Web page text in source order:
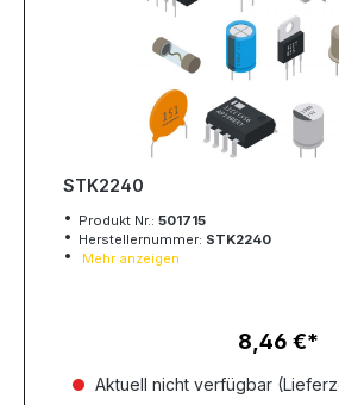
STK2240
Produkt Nr.: 501715
Herstellernummer: STK2240
Mehr anzeigen
Regulärer
8,46 €
Aktuell nicht verfügbar